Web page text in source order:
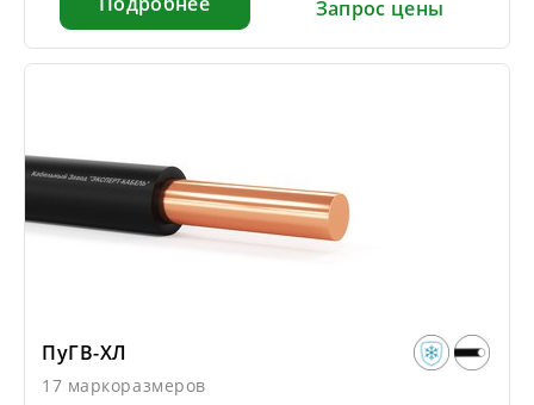
Запрос цены
ПуГВ-ХЛ
17 маркоразмеров